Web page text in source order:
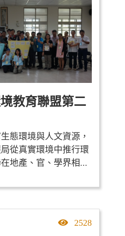
教育聯盟第二
態環境與人文資源，
從真實環境中推行環
地產、官、學界相...
點擊率
2528